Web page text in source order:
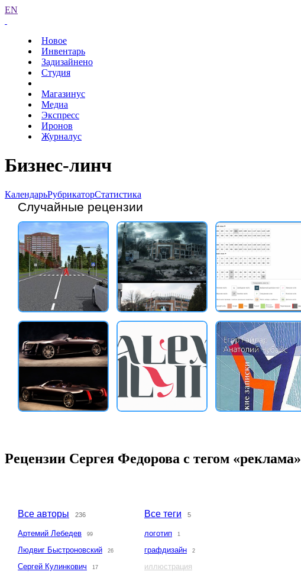
EN
Новое
Инвентарь
Задизайнено
Студия
Магазинус
Медиа
Экспресс
Иронов
Журналус
Бизнес-линч
КалендарьРубрикаторСтатистика
Случайные рецензии
Рецензии Сергея Федорова с тегом «реклама»
Все авторы 236
Артемий Лебедев 99
Людвиг Быстроновский 26
Сергей Кулинкович 17
Все теги 5
логотип 1
графдизайн 2
иллюстрация